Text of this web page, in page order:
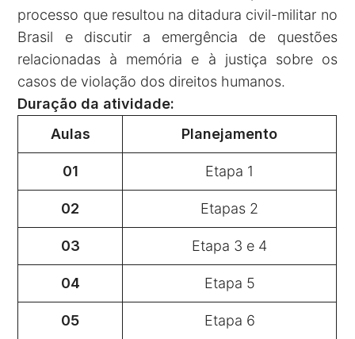
processo que resultou na ditadura civil-militar no
Brasil e discutir a emergência de questões
relacionadas à memória e à justiça sobre os
casos de violação dos direitos humanos.
Duração da atividade:
Aulas
Planejamento
01 Etapa 1
02 Etapas 2
03 Etapa 3 e 4
04 Etapa 5
05
Etapa 6